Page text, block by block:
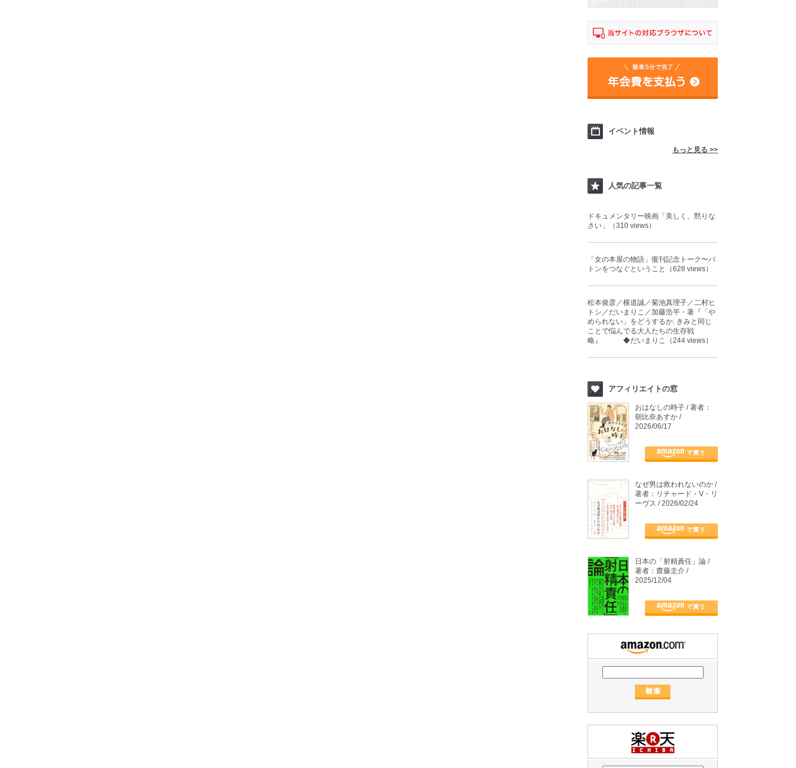
イベント情報
もっと見る >>
人気の記事一覧
ドキュメンタリー映画「美しく、黙りな
さい」（310 views）
「女の本屋の物語」復刊記念トーク〜バ
トンをつなぐということ（628 views）
松本俊彦／横道誠／菊池真理子／二村ヒ
トシ／だいまりこ／加藤浩平・著『「や
められない」をどうするか: きみと同じ
ことで悩んでる大人たちの生存戦
略』 ◆だいまりこ（244 views）
アフィリエイトの窓
おはなしの時子 / 著者：
朝比奈あすか /
2026/06/17
なぜ男は救われないのか /
著者：リチャード・V・リ
ーヴス / 2026/02/24
日本の「射精責任」論 /
著者：齋藤圭介 /
2025/12/04